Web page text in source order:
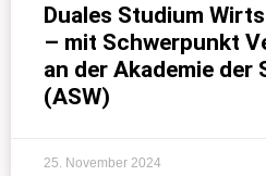
Duales Studium
– mit Schwerpunkt
an der Akademie
(ASW)
25. November 2024